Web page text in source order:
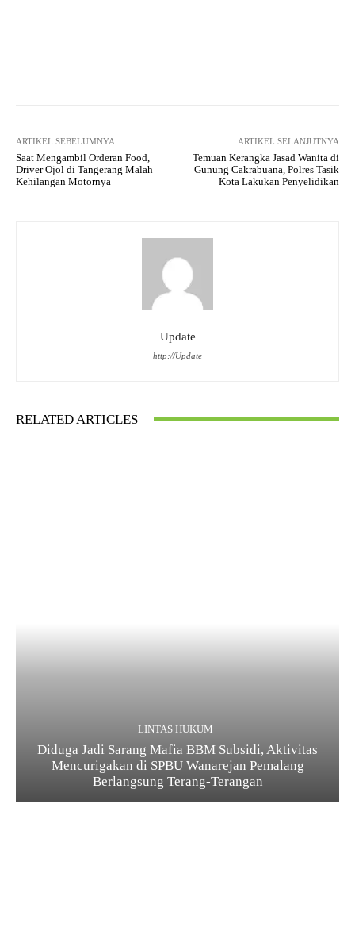
ARTIKEL SEBELUMNYA
Saat Mengambil Orderan Food,
Driver Ojol di Tangerang Malah
Kehilangan Motornya
ARTIKEL SELANJUTNYA
Temuan Kerangka Jasad Wanita di
Gunung Cakrabuana, Polres Tasik
Kota Lakukan Penyelidikan
Update
http://Update
RELATED ARTICLES
LINTAS HUKUM
Diduga Jadi Sarang Mafia BBM Subsidi, Aktivitas
Mencurigakan di SPBU Wanarejan Pemalang
Berlangsung Terang-Terangan